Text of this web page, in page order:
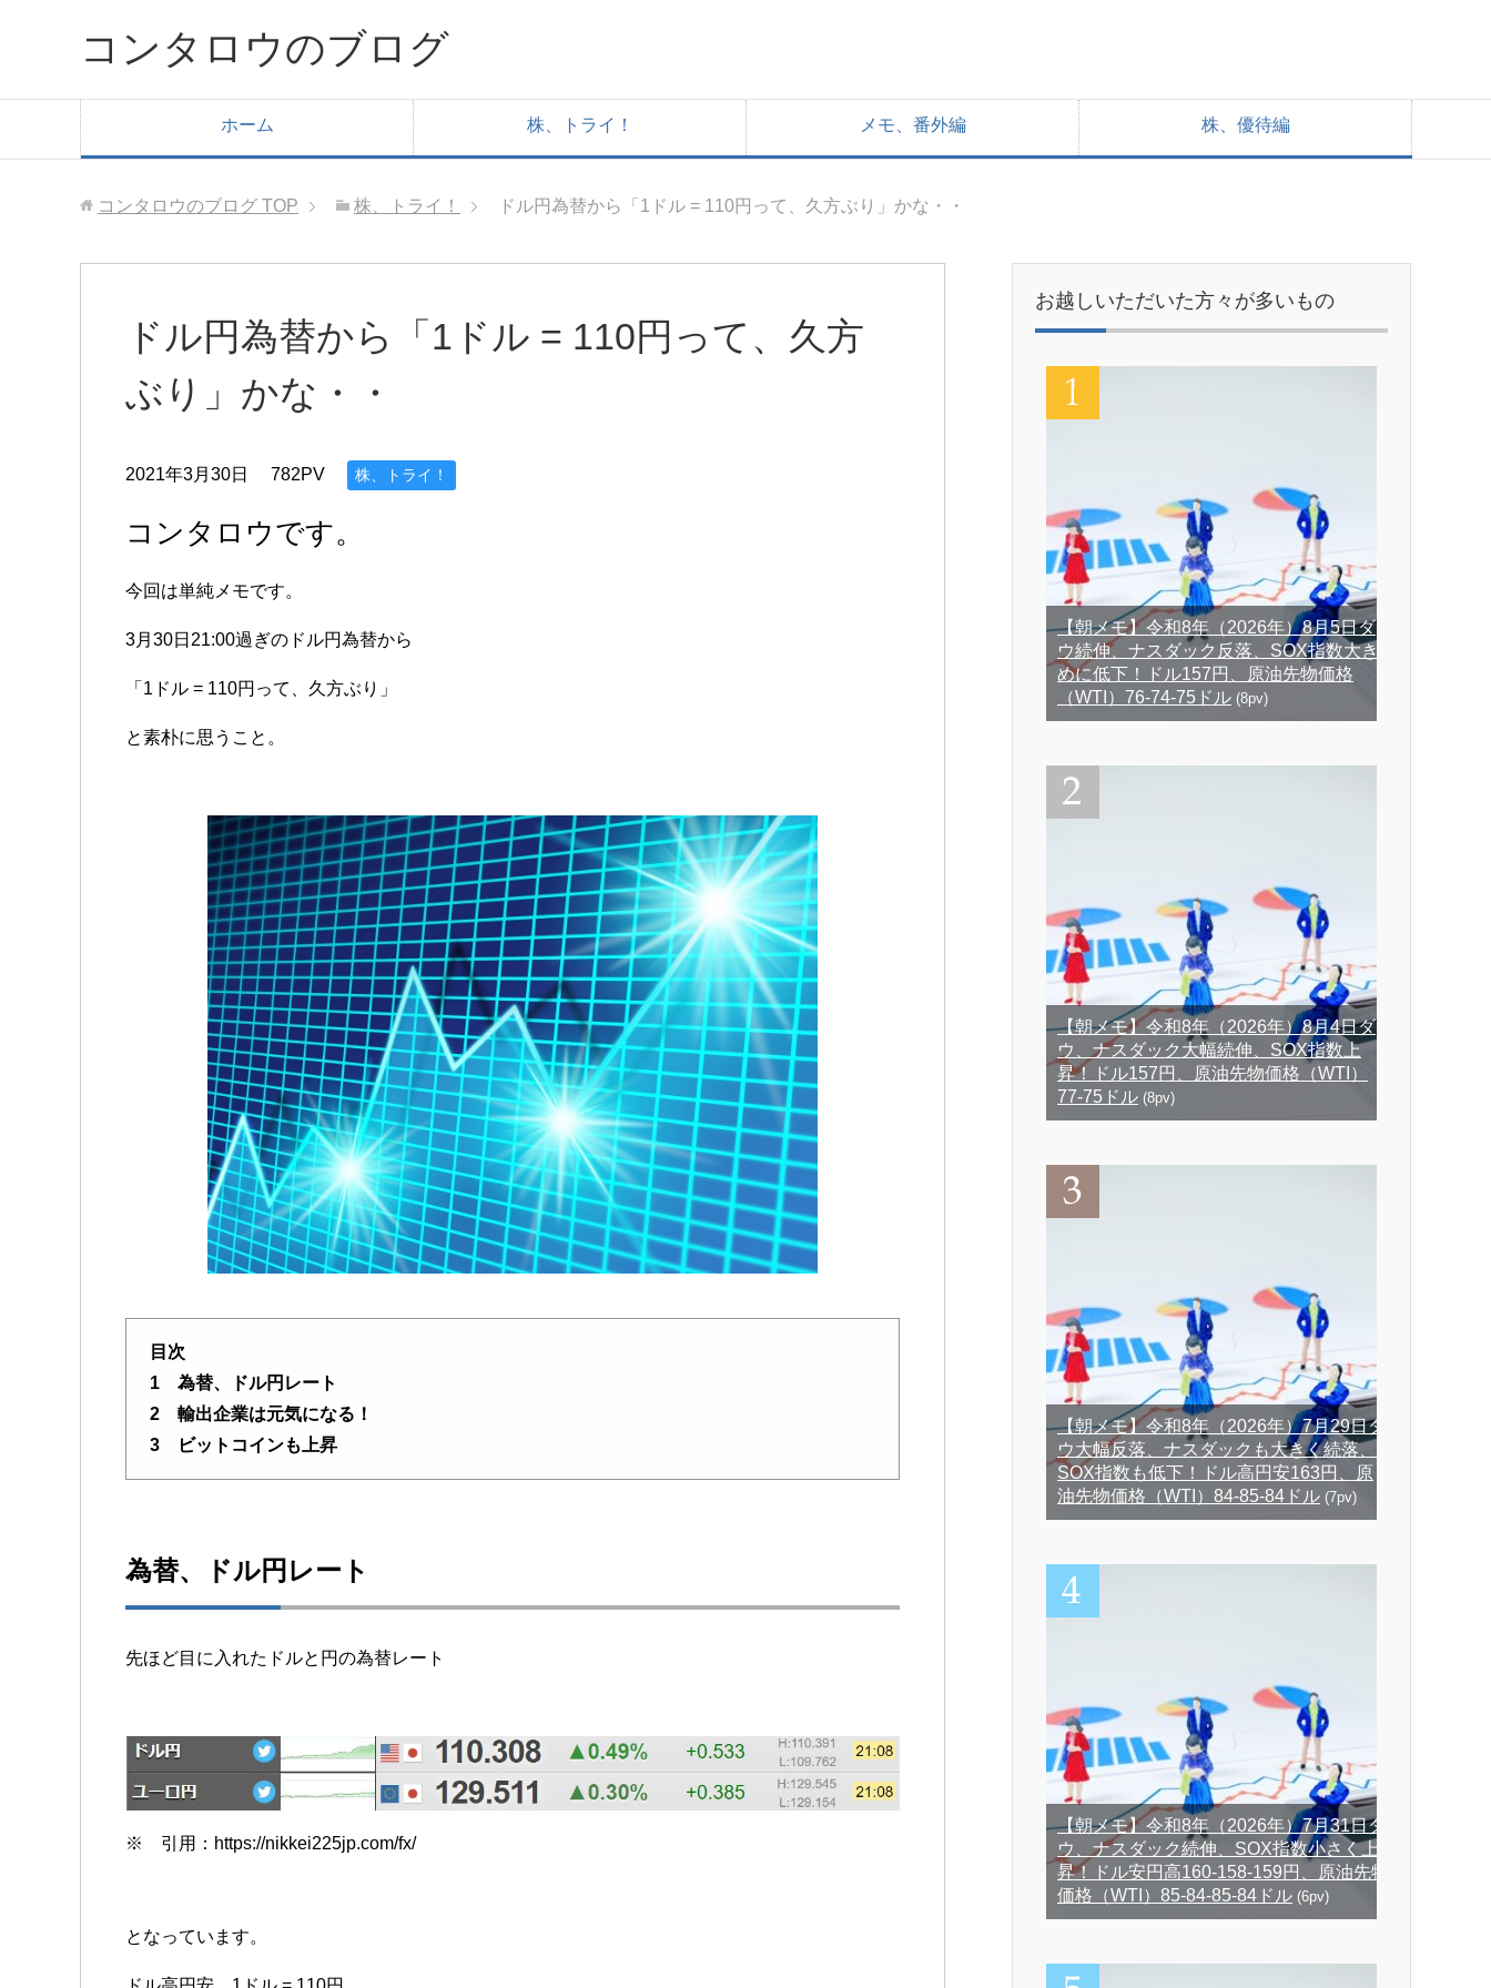
コンタロウのブログ
ホーム 株、トライ！ メモ、番外編 株、優待編
コンタロウのブログ TOP 株、トライ！ ドル円為替から「1ドル = 110円って、久方ぶり」かな・・
ドル円為替から「1ドル = 110円って、久方
ぶり」かな・・
2021年3月30日 782PV 株、トライ！
コンタロウです。
今回は単純メモです。
3月30日21:00過ぎのドル円為替から
「1ドル = 110円って、久方ぶり」
と素朴に思うこと。
目次
1 為替、ドル円レート
2 輸出企業は元気になる！
3 ビットコインも上昇
為替、ドル円レート
先ほど目に入れたドルと円の為替レート
※ 引用：https://nikkei225jp.com/fx/
となっています。
お越しいただいた方々が多いもの
【朝メモ】令和8年（2026年）8月5日ダ
ウ続伸、ナスダック反落、SOX指数大き
めに低下！ドル157円、原油先物価格
（WTI）76-74-75ドル (8pv)
【朝メモ】令和8年（2026年）8月4日ダ
ウ、ナスダック大幅続伸、SOX指数上
昇！ドル157円、原油先物価格（WTI）
77-75ドル (8pv)
【朝メモ】令和8年（2026年）7月29日ダ
ウ大幅反落、ナスダックも大きく続落、
SOX指数も低下！ドル高円安163円、原
油先物価格（WTI）84-85-84ドル (7pv)
【朝メモ】令和8年（2026年）7月31日ダ
ウ、ナスダック続伸、SOX指数小さく上
昇！ドル安円高160-158-159円、原油先物
価格（WTI）85-84-85-84ドル (6pv)